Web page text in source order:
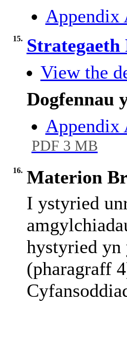
Appendix
15.
View the
Dogfennau
Appendix
PDF 3 MB
16. Materion
I ystyried
hystyried yn
(pharagraff